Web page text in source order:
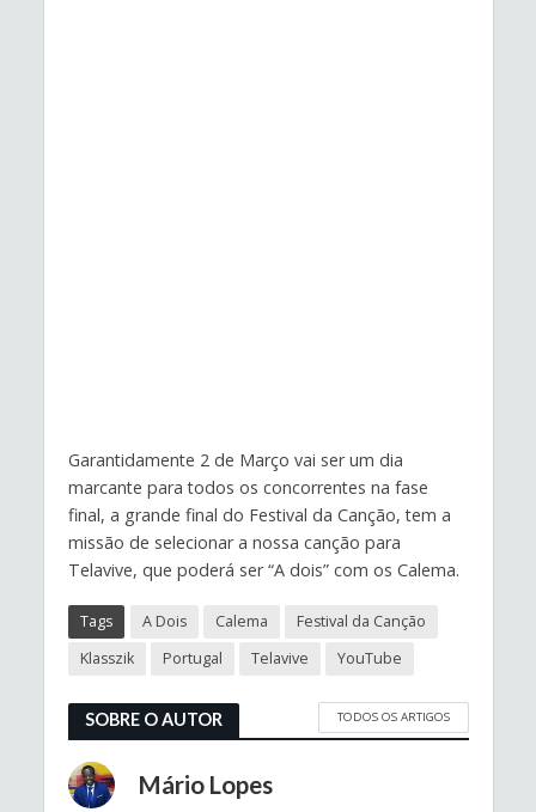
Garantidamente 2 de Março vai ser um dia
marcante para todos os concorrentes na fase
final, a grande final do Festival da Canção, tem a
missão de selecionar a nossa canção para
Telavive, que poderá ser “A dois” com os Calema.
Tags A Dois Calema
Festival da Canção
Klasszik
Portugal Telavive YouTube
SOBRE O AUTOR TODOS OS ARTIGOS
Mário Lopes